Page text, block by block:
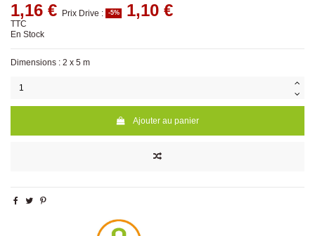
1,16 € Prix Drive : -5% 1,10 €
TTC
En Stock
Dimensions : 2 x 5 m
Ajouter au panier